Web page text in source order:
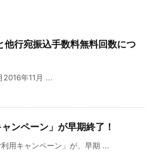
他行宛振込手数料無料回数につ
2016年11月 ...
ンペーン」が早期終了！
用キャンペーン」が、早期 ...